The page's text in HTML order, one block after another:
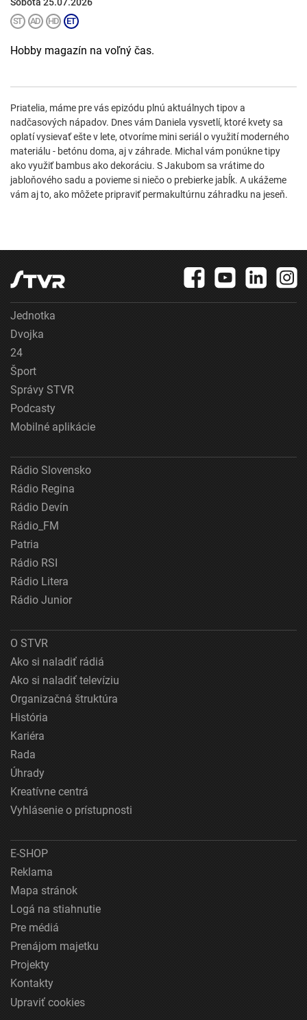
Sobota 25.07.2026
Hobby magazín na voľný čas.
Priatelia, máme pre vás epizódu plnú aktuálnych tipov a
nadčasových nápadov. Dnes vám Daniela vysvetlí, ktoré kvety sa
oplatí vysievať ešte v lete, otvoríme mini seriál o využití moderného
materiálu - betónu doma, aj v záhrade. Michal vám ponúkne tipy
ako využiť bambus ako dekoráciu. S Jakubom sa vrátime do
jabloňového sadu a povieme si niečo o prebierke jabĺk. A ukážeme
vám aj to, ako môžete pripraviť permakultúrnu záhradku na jeseň.
Jednotka
Dvojka
24
Šport
Správy STVR
Podcasty
Mobilné aplikácie
Rádio Slovensko
Rádio Regina
Rádio Devín
Rádio_FM
Patria
Rádio RSI
Rádio Litera
Rádio Junior
O STVR
Ako si naladiť rádiá
Ako si naladiť televíziu
Organizačná štruktúra
História
Kariéra
Rada
Úhrady
Kreatívne centrá
Vyhlásenie o prístupnosti
E-SHOP
Reklama
Mapa stránok
Logá na stiahnutie
Pre médiá
Prenájom majetku
Projekty
Kontakty
Upraviť cookies